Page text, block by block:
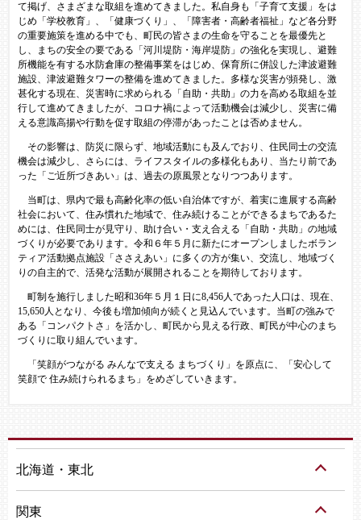
て掲げ、さまざまな取組を進めてきました。私自身も「子育て支援」をは
じめ「学校教育」、「健康づくり」、「障害者・高齢者福祉」など各分野
の重要施策を進める中でも、町民の皆さまの生命を守ることを最優先と
し、まちの安全の要である「河川堤防・海岸堤防」の強化を実現し、避難
所機能を有する水防倉庫の整備事業をはじめ、保育所に併設した津波避難
施設、津波避難タワーの整備を進めてきました。多様な災害が頻発し、激
甚化する現在、災害時に求められる「自助・共助」の力を高める取組を並
行して進めてきましたが、コロナ禍によって活動機会は減少し、災害に備
える意識高揚や行動を促す取組の停滞があったことは否めません。
その影響は、防災に限らず、地域活動にも及んでおり、住民同士の交流
機会は減少し、さらには、ライフスタイルの多様化もあり、当たり前であ
った「ご近所づきあい」は、過去の原風景となりつつあります。
当町は、県内で最も高齢化率の低い自治体ですが、着実に進展する高齢
社会において、住み慣れた地域で、住み続けることができるまちであるた
めには、住民同士が見守り、助け合い・支え合える「自助・共助」の地域
づくりが必要であります。令和６年５月に新たにオープンしましたボラン
ティア活動拠点施設「ささえあい」に多くの方が集い、交流し、地域づく
りの自主的で、活発な活動が展開されることを期待しております。
町制を施行しました昭和36年５月１日に8,456人であった人口は、現在、
15,650人となり、今後も増加傾向が続くと見込んでいます。当町の強みで
ある「コンパクトさ」を活かし、町民から見える行政、町民が中心のまち
づくりに取り組んでいます。
「笑顔がつながる みんなで支える まちづくり」を原点に、「安心して
笑顔で 住み続けられるまち」をめざしていきます。
北海道・東北
関東